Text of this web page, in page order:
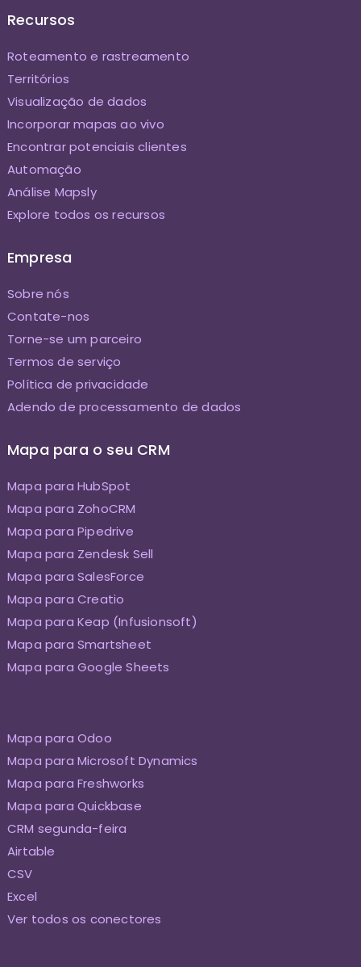
Recursos
Roteamento e rastreamento
Territórios
Visualização de dados
Incorporar mapas ao vivo
Encontrar potenciais clientes
Automação
Análise Mapsly
Explore todos os recursos
Empresa
Sobre nós
Contate-nos
Torne-se um parceiro
Termos de serviço
Política de privacidade
Adendo de processamento de dados
Mapa para o seu CRM
Mapa para HubSpot
Mapa para ZohoCRM
Mapa para Pipedrive
Mapa para Zendesk Sell
Mapa para SalesForce
Mapa para Creatio
Mapa para Keap (Infusionsoft)
Mapa para Smartsheet
Mapa para Google Sheets
Mapa para Odoo
Mapa para Microsoft Dynamics
Mapa para Freshworks
Mapa para Quickbase
CRM segunda-feira
Airtable
CSV
Excel
Ver todos os conectores